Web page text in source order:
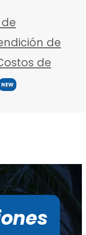
de
de
NEW